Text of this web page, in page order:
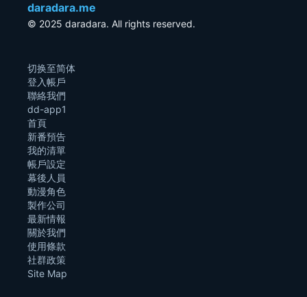
daradara.me
© 2025 daradara. All rights reserved.
切换至简体
登入帳戶
聯絡我們
dd-app1
首頁
新番預告
我的清單
帳戶設定
幕後人員
動漫角色
製作公司
最新情報
關於我們
使用條款
社群政策
Site Map